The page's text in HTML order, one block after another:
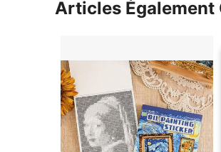
Articles Également